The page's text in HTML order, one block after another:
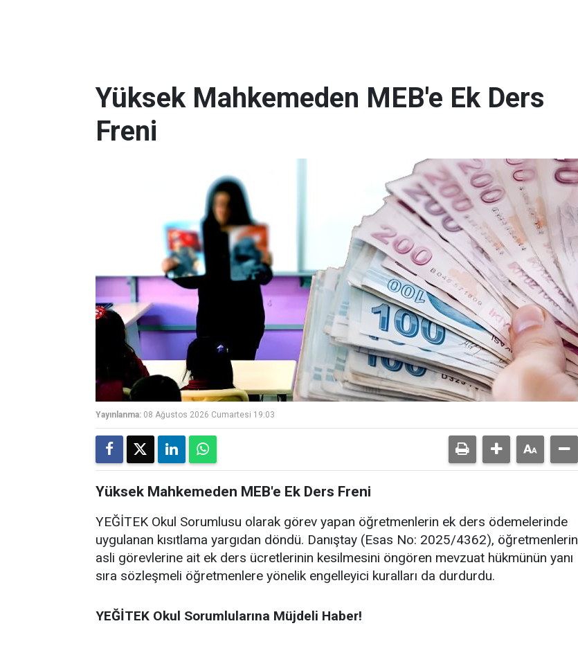
Yüksek Mahkemeden MEB'e Ek Ders
Freni
Yayınlanma: 08 Ağustos 2026 Cumartesi 19:03
Yüksek Mahkemeden MEB'e Ek Ders Freni
YEĞİTEK Okul Sorumlusu olarak görev yapan öğretmenlerin ek ders ödemelerinde
uygulanan kısıtlama yargıdan döndü. Danıştay (Esas No: 2025/4362), öğretmenlerin
asli görevlerine ait ek ders ücretlerinin kesilmesini öngören mevzuat hükmünün yanı
sıra sözleşmeli öğretmenlere yönelik engelleyici kuralları da durdurdu.
YEĞİTEK Okul Sorumlularına Müjdeli Haber!